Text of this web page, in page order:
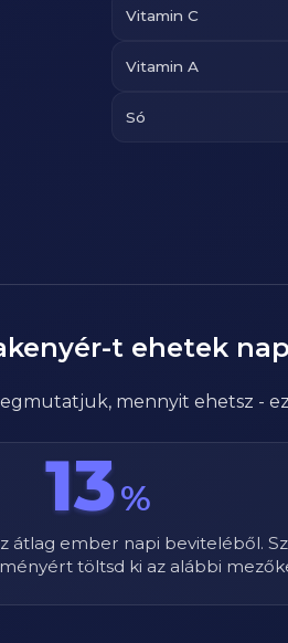
Vitamin C
Vitamin A
Só
-t ehetek
mennyit ehetsz -
13%
átlag ember napi beviteléből.
töltsd ki az alábbi